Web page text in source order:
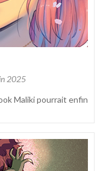
2025
Maliki pourrait enfin